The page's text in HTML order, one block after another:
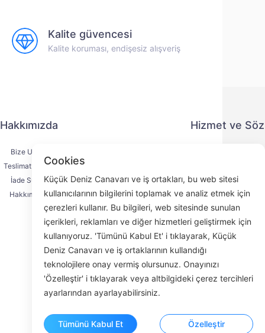
Kalite güvencesi
Kalite koruması, endişesiz alışveriş
Hakkımızda
Bize Ulaşın
Teslimat Süreci
İade Süreci
Hakkımızda
Hizmet ve
Hizmet
KYC
ROOM
Cookies
Küçük Deniz Canavarı ve iş ortakları, bu web sitesi
kullanıcılarının bilgilerini toplamak ve analiz etmek için
çerezleri kullanır. Bu bilgileri, web sitesinde sunulan
içerikleri, reklamları ve diğer hizmetleri geliştirmek için
kullanıyoruz. 'Tümünü Kabul Et' i tıklayarak, Küçük
Deniz Canavarı ve iş ortaklarının kullandığı
teknolojilere onay vermiş olursunuz. Onayınızı
'Özelleştir' i tıklayarak veya altbilgideki çerez tercihleri
ayarlarından ayarlayabilirsiniz.
Tümünü Kabul Et Özelleştir